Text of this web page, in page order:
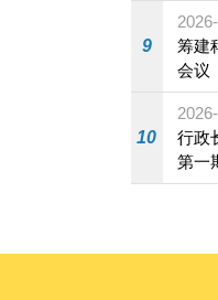
9
筹建
会议
10
行政
第一